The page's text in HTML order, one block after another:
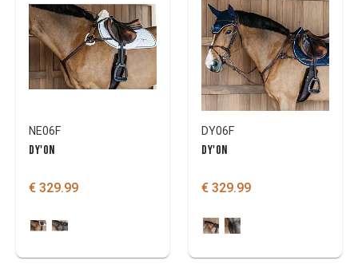
Marke
Colours
NE06F
DY'ON
€ 329.99
DY06F
DY'ON
€ 329.99